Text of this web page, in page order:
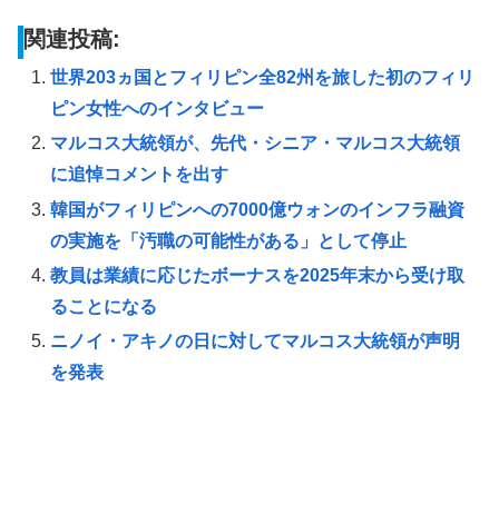
関連投稿:
世界203ヵ国とフィリピン全82州を旅した初のフィリ
ピン女性へのインタビュー
マルコス大統領が、先代・シニア・マルコス大統領
に追悼コメントを出す
韓国がフィリピンへの7000億ウォンのインフラ融資
の実施を「汚職の可能性がある」として停止
教員は業績に応じたボーナスを2025年末から受け取
ることになる
ニノイ・アキノの日に対してマルコス大統領が声明
を発表